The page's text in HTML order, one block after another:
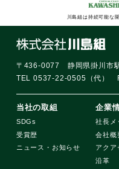
川島組は持続可能な
〒436-0077 静岡県掛川市
TEL 0537-22-0505（代）
当社の取組
SDGs
受賞歴
ニュース・お知らせ
企業
社長メ
会社概
アクア
沿革